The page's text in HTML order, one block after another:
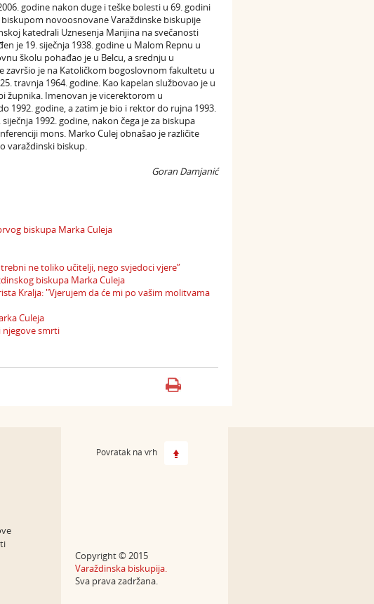
godine nakon duge i teške bolesti u 69. godini
novoosnovane Varaždinske biskupije
katedrali Uznesenja Marijina na svečanosti
je 19. siječnja 1938. godine u Malom Repnu u
školu pohađao je u Belcu, a srednju u
završio je na Katoličkom bogoslovnom fakultetu u
travnja 1964. godine. Kao kapelan službovao je u
župnika. Imenovan je vicerektorom u
1992. godine, a zatim je bio i rektor do rujna 1993.
1992. godine, nakon čega je za biskupa
mons. Marko Culej obnašao je različite
varaždinski biskup.
Goran Damjanić
biskupa Marka Culeja
ne toliko učitelji, nego svjedoci vjere”
biskupa Marka Culeja
Kralja: "Vjerujem da će mi po vašim molitvama
Culeja
njegove smrti
Povratak na vrh
Copyright © 2015
Varaždinska biskupija.
Sva prava zadržana.